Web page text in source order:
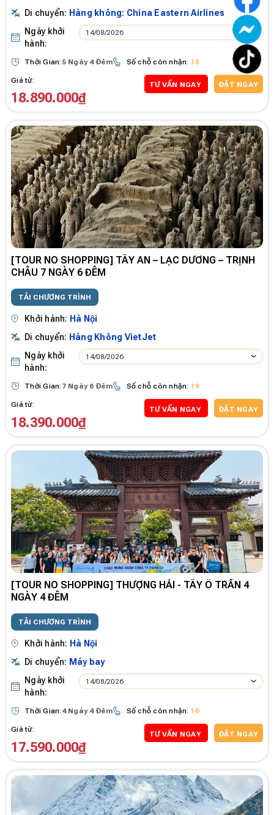
Di chuyển: Hàng không: China Eastern Airlines
Ngày khởi
hành:
14/08/2026
Thời Gian: 5 Ngày 4 Đêm Số chỗ còn nhận: 18
Giá từ:
18.890.000₫
TƯ VẤN NGAY ĐẶT NGAY
[TOUR NO SHOPPING] TÂY AN – LẠC DƯƠNG – TRỊNH
CHÂU 7 NGÀY 6 ĐÊM
TẢI CHƯƠNG TRÌNH
Khởi hành: Hà Nội
Di chuyển: Hàng Không VietJet
Ngày khởi
hành:
14/08/2026
Thời Gian: 7 Ngày 6 Đêm Số chỗ còn nhận: 19
Giá từ:
18.390.000₫
TƯ VẤN NGAY ĐẶT NGAY
[TOUR NO SHOPPING] THƯỢNG HẢI - TÂY Ô TRẤN 4
NGÀY 4 ĐÊM
TẢI CHƯƠNG TRÌNH
Khởi hành: Hà Nội
Di chuyển: Máy bay
Ngày khởi
hành:
14/08/2026
Thời Gian: 4 Ngày 4 Đêm Số chỗ còn nhận: 16
Giá từ:
17.590.000₫
TƯ VẤN NGAY ĐẶT NGAY